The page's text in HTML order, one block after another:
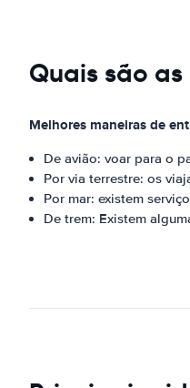
Quais são
Melhores maneiras de
De avião: voar para o
Por via terrestre: os
Por mar: existem
De trem: Existem